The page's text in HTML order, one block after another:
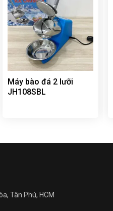
Máy bào đá 2 lưỡi
JH108SBL
Tân Phú, HCM